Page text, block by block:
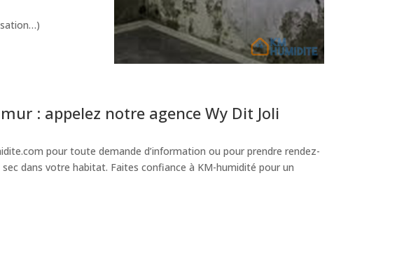
: appelez notre agence Wy Dit Joli
pour toute demande d’information ou pour prendre rendez-
dans votre habitat. Faites confiance à KM-humidité pour un